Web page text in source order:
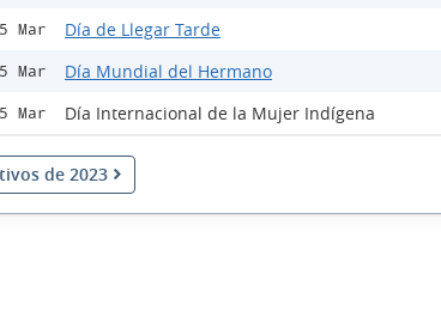
5 Mar Día de Llegar Tarde
5 Mar Día Mundial del Hermano
5 Mar Día Internacional de la Mujer Indígena
de 2023